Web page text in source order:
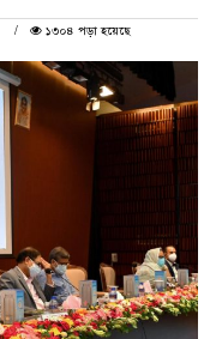
১৩০৪ পড়া হয়েছে